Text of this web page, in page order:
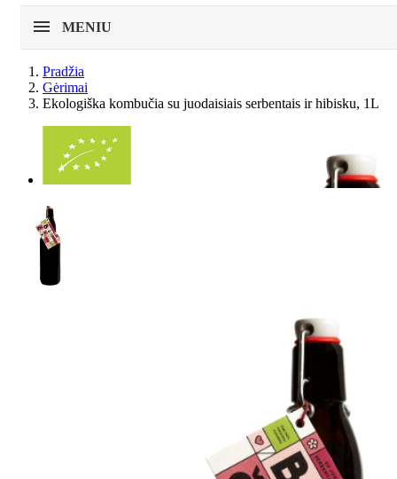
MENIU
Pradžia
Gėrimai
Ekologiška kombučia su juodaisiais serbentais ir hibisku, 1L